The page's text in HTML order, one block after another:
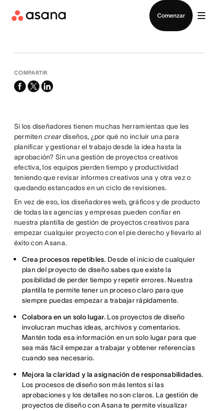
Comenzar
COMPARTIR
facebook
x-
linkedin
Si los diseñadores tienen muchas herramientas que les
permiten creardiseños, ¿por qué no incluir una para
planificar y gestionar el trabajo desde la idea hasta la
aprobación? Sin una gestión de proyectos creativos
efectiva, los equipos pierden tiempo y productividad
teniendo que revisar informes creativos una y otra vez o
quedando estancados en un ciclo de revisiones.
En vez de eso, los diseñadores web, gráficos y de producto
de todas las agencias y empresas pueden confiar en
nuestra plantilla de gestión de proyectos creativos para
empezar cualquier proyecto con el pie derecho y llevarlo al
éxito con Asana.
Crea procesos repetibles. Desde el inicio de cualquier
plan del proyecto de diseño sabes que existe la
posibilidad de perder tiempo y repetir errores. Nuestra
plantilla te permite tener un proceso claro para que
siempre puedas empezar a trabajar rápidamente.
Colabora en un solo lugar. Los proyectos de diseño
involucran muchas ideas, archivos y comentarios.
Mantén toda esa información en un solo lugar para que
sea más fácil empezar a trabajar y obtener referencias
cuando sea necesario.
Mejora la claridad y la asignación de responsabilidades.
Los procesos de diseño son más lentos si las
aprobaciones y los detalles no son claros. La gestión de
proyectos de diseño con Asana te permite visualizar